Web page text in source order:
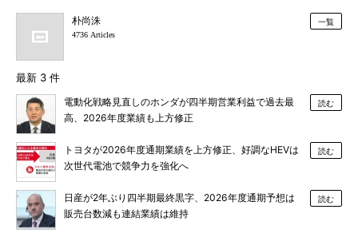
朴尚洙
4736 Articles
一覧
最新 3 件
電動化戦略見直しのホンダが四半期営業利益で過去最
高、2026年度業績も上方修正
読む
トヨタが2026年度通期業績を上方修正、好調なHEVは
次世代電池で競争力を強化へ
読む
日産が2年ぶり四半期最終黒字、2026年度通期予想は
販売台数減も連結業績は維持
読む